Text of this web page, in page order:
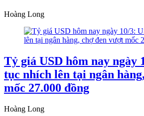
Hoàng Long
Tỷ giá USD hôm nay ngày
tục nhích lên tại ngân
mốc 27.000 đồng
Hoàng Long